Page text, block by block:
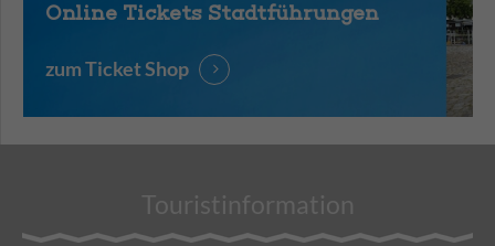
Online Tickets Stadtführungen
zum Ticket Shop
Touristinformation